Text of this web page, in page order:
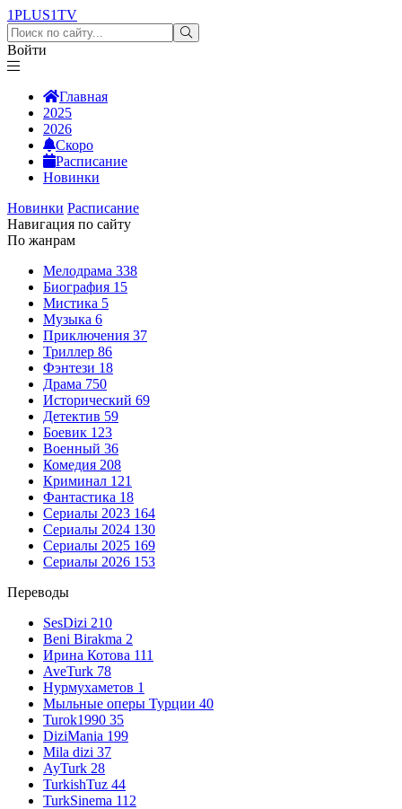
1PLUS1TV
Войти
Главная
2025
2026
Скоро
Расписание
Новинки
Новинки Расписание
Навигация по сайту
По жанрам
Мелодрама 338
Биография 15
Мистика 5
Музыка 6
Приключения 37
Триллер 86
Фэнтези 18
Драма 750
Исторический 69
Детектив 59
Боевик 123
Военный 36
Комедия 208
Криминал 121
Фантастика 18
Сериалы 2023 164
Сериалы 2024 130
Сериалы 2025 169
Сериалы 2026 153
Переводы
SesDizi 210
Beni Birakma 2
Ирина Котова 111
AveTurk 78
Нурмухаметов 1
Мыльные оперы Турции 40
Turok1990 35
DiziMania 199
Mila dizi 37
AyTurk 28
TurkishTuz 44
TurkSinema 112